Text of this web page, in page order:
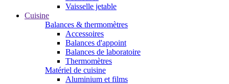
Vaisselle jetable
Cuisine
Balances & thermomètres
Accessoires
Balances d'appoint
Balances de laboratoire
Thermomètres
Matériel de cuisine
Aluminium et films